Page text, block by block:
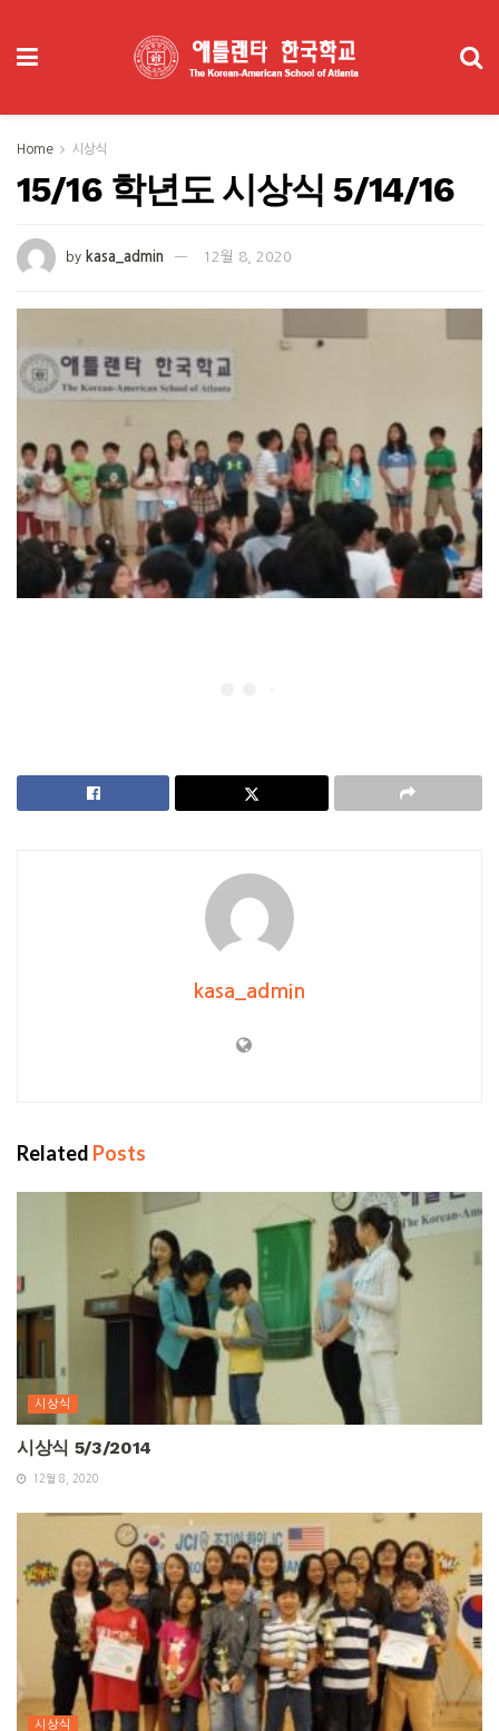
Home 시상식
15/16 학년도 시상식 5/14/16
by kasa_admin 12월 8, 2020
kasa_admin
Related Posts
시상식
시상식 5/3/2014
12월 8, 2020
시상식